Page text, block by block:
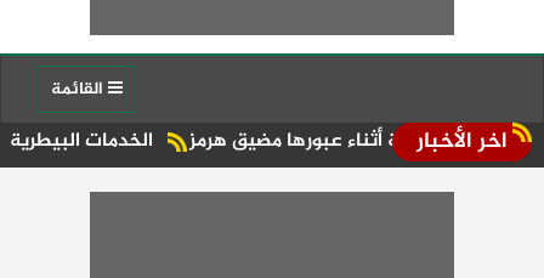
اخر الأخبار الخدمات البيطرية تنظم أثناء عبورها مضيق هرمز